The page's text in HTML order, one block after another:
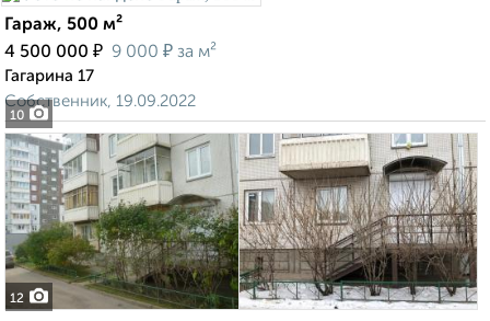
10
Гараж, 500 м²
4 500 000 ₽ 9 000 ₽ за м²
Гагарина 17
Собственник, 19.09.2022
12